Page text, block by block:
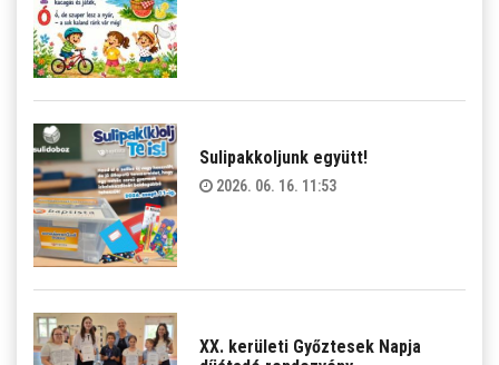
Sulipakkoljunk együtt!
2026. 06. 16. 11:53
XX. kerületi Győztesek Napja